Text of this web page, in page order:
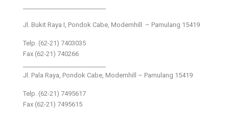
Jl. Bukit Raya I, Pondok Cabe, Modernhill – Pamulang 15419
Telp. (62-21) 7403035
Fax (62-21) 740266
Jl. Pala Raya, Pondok Cabe, Modernhill – Pamulang 15419
Telp. (62-21) 7495617
Fax (62-21) 7495615